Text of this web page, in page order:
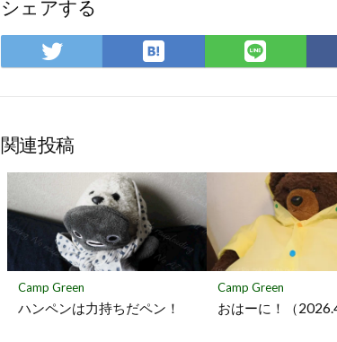
シェアする
Twitter
で
ア
は
て
マ
ー
ク
に
保
LINE
で
関連投稿
Camp Green
ハンペンは力持ちだペン！
Camp Green
おはーに！（